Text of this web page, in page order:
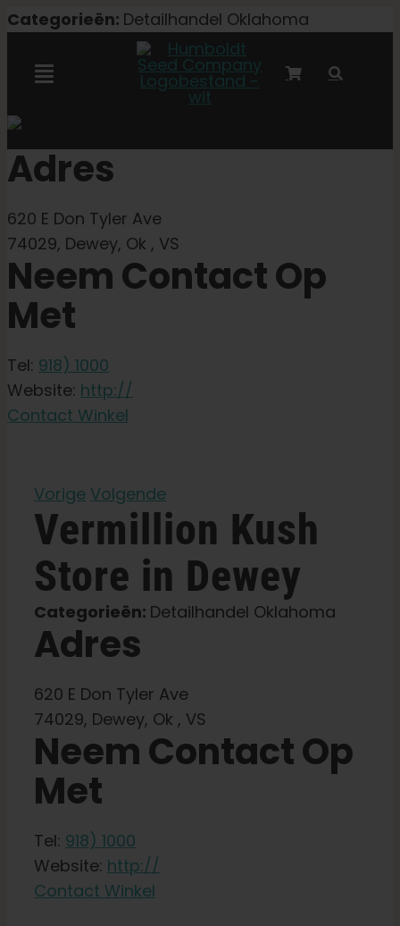
Overslaan
inhoud
Categorieën: Detailhandel Oklahoma
Navigatie
Autoflower zaden
Triploïde zaden
Tuinzaden
Druk op
Pheno jagen
Neem contact op met
Winkel op
Nederlands
Zoeken:
Adres
620 E Don Tyler Ave
74029, Dewey, Ok , VS
Neem Contact Op
Met
Tel: 918) 1000
Website: http://
Contact Winkel
Vorige Volgende
Vermillion Kush
Store in Dewey
Categorieën: Detailhandel Oklahoma
Adres
620 E Don Tyler Ave
74029, Dewey, Ok , VS
Neem Contact Op
Met
Tel: 918) 1000
Website: http://
Contact Winkel